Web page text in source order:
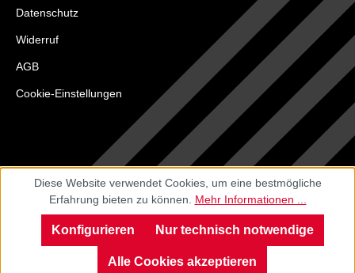
Datenschutz
Widerruf
AGB
Cookie-Einstellungen
Diese Website verwendet Cookies, um eine bestmögliche
Erfahrung bieten zu können. Mehr Informationen ...
Nur technisch notwendige
Konfigurieren
Alle Cookies akzeptieren